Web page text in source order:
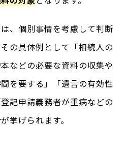
、個別事情を考慮して判断
の具体例として「相続人の
などの必要な資料の収集や
を要する」「遺言の有効性
記申請義務者が重病などの
挙げられます。